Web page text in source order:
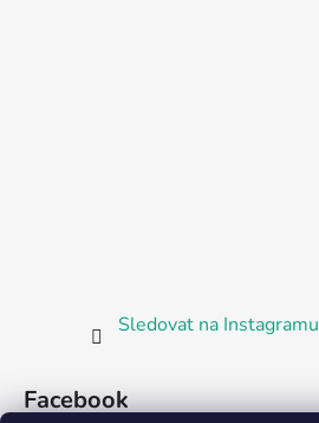
Sledovat na Instagramu
Facebook